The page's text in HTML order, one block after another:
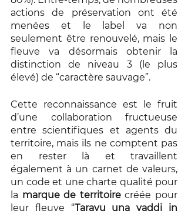
actions de préservation ont été
menées et le label va non
seulement être renouvelé, mais le
fleuve va désormais obtenir la
distinction de niveau 3 (le plus
élevé) de “caractère sauvage”.
Cette reconnaissance est le fruit
d’une collaboration fructueuse
entre scientifiques et agents du
territoire, mais ils ne comptent pas
en rester là et travaillent
également à un carnet de valeurs,
un code et une charte qualité pour
la marque de territoire créée pour
leur fleuve “Taravu una vaddi in